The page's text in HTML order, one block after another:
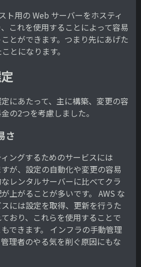
ト用の Web サーバーをホスティ
これを使用することによって容易
とができます。つまり先にあげた
とになります。
にあたって、主に構築、変更の容
の2つを考慮しました。
さ
ングするためのサービスには
が、設定の自動化や変更の容易
レンタルサーバーに比べてクラ
上がることが多いです。 AWS な
には設定を取得、更新を行うた
おり、これらを使用することで
できます。 インフラの手動管理
理者のやる気を削ぐ原因にもな